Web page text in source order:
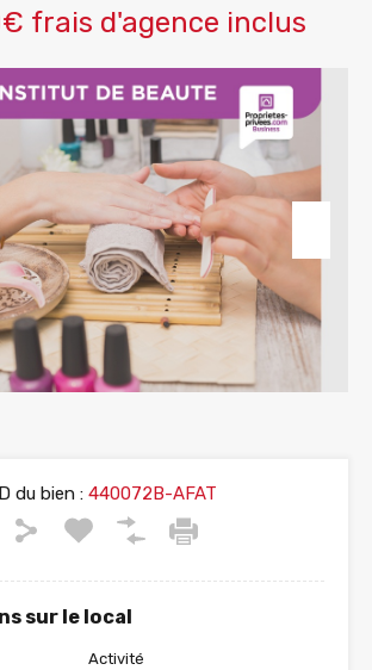
frais d'agence inclus
du bien : 440072B-AFAT
sur le local
Activité